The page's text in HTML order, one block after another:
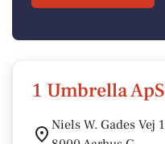
1 Umbrella ApS
Niels W. Gades Vej 1